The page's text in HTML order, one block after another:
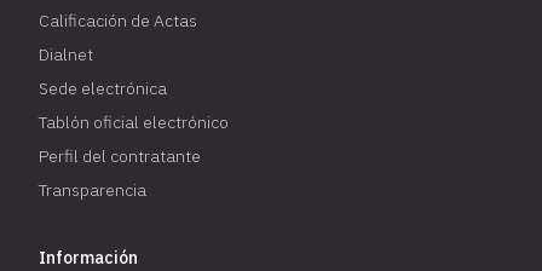
Calificación de Actas
Dialnet
Sede electrónica
Tablón oficial electrónico
Perfil del contratante
Transparencia
Información